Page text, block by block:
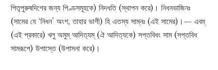
পিতৃপুরুষদিগের জন্য পিণ্ডসমূহকে) নিদধতি (স্থাপন করে)। নিধনভাজিনঃ
(সামের যে ‘নিধন’ অংশ, তাহার ভাগী) হি এতস্য সাম্নঃ (এই সামের)।— এবম্
(এই প্রকারে) খলু অমুম্ আদিত্যম্ (ঐ আদিত্যকে) সপ্তবিধং সাম (সপ্তবিধ
সামরূপে) উপাস্তে (উপাসনা করে)।